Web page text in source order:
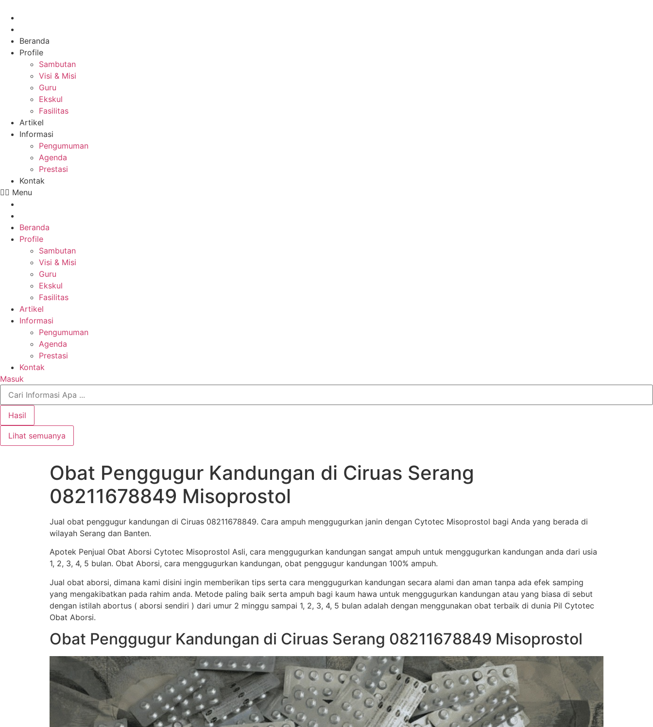
content
Beranda
Profile
Sambutan
Visi & Misi
Guru
Ekskul
Fasilitas
Artikel
Informasi
Pengumuman
Agenda
Prestasi
Kontak
Menu
Beranda
Profile
Sambutan
Visi & Misi
Guru
Ekskul
Fasilitas
Artikel
Informasi
Pengumuman
Agenda
Prestasi
Kontak
Masuk
Search
Hasil
Lihat semuanya
Obat Penggugur Kandungan di Ciruas Serang
08211678849 Misoprostol
Jual obat penggugur kandungan di Ciruas 08211678849. Cara ampuh menggugurkan janin dengan Cytotec Misoprostol bagi Anda yang berada di
wilayah Serang dan Banten.
Apotek Penjual Obat Aborsi Cytotec Misoprostol Asli, cara menggugurkan kandungan sangat ampuh untuk menggugurkan kandungan anda dari usia
1, 2, 3, 4, 5 bulan. Obat Aborsi, cara menggugurkan kandungan, obat penggugur kandungan 100% ampuh.
Jual obat aborsi, dimana kami disini ingin memberikan tips serta cara menggugurkan kandungan secara alami dan aman tanpa ada efek samping
yang mengakibatkan pada rahim anda. Metode paling baik serta ampuh bagi kaum hawa untuk menggugurkan kandungan atau yang biasa di sebut
dengan istilah abortus ( aborsi sendiri ) dari umur 2 minggu sampai 1, 2, 3, 4, 5 bulan adalah dengan menggunakan obat terbaik di dunia Pil Cytotec
Obat Aborsi.
Obat Penggugur Kandungan di Ciruas Serang 08211678849 Misoprostol